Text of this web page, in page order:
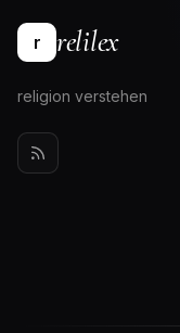
r relilex
religion verstehen